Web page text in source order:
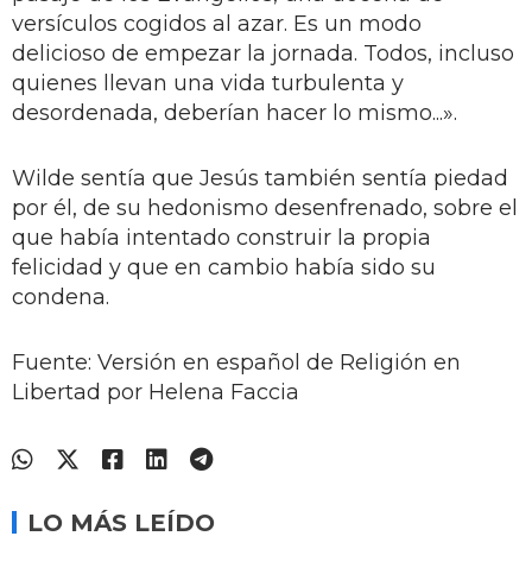
versículos cogidos al azar. Es un modo
delicioso de empezar la jornada. Todos, incluso
quienes llevan una vida turbulenta y
desordenada, deberían hacer lo mismo...».
Wilde sentía que Jesús también sentía piedad
por él, de su hedonismo desenfrenado, sobre el
que había intentado construir la propia
felicidad y que en cambio había sido su
condena.
Fuente: Versión en español de Religión en
Libertad por Helena Faccia
LO MÁS LEÍDO